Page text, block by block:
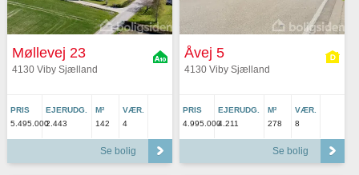
Møllevej 23
4130 Viby Sjælland
PRIS
5.495.000
EJERUDG.
2.443
M²
142
VÆR.
4
Se bolig
Åvej 5
4130 Viby Sjælland
PRIS
4.995.000
EJERUDG.
4.211
M²
278
VÆR.
8
Se bolig